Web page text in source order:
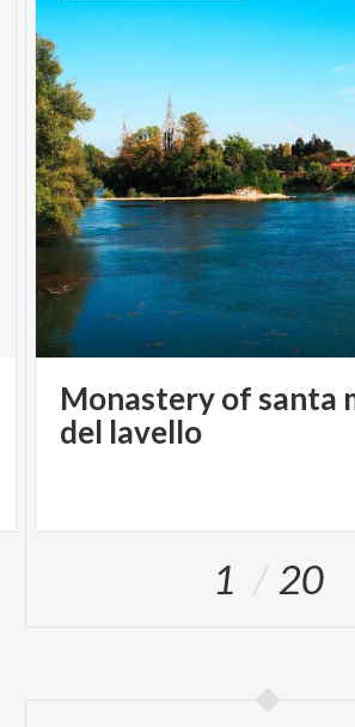
Monastery of santa
del lavello
1 20